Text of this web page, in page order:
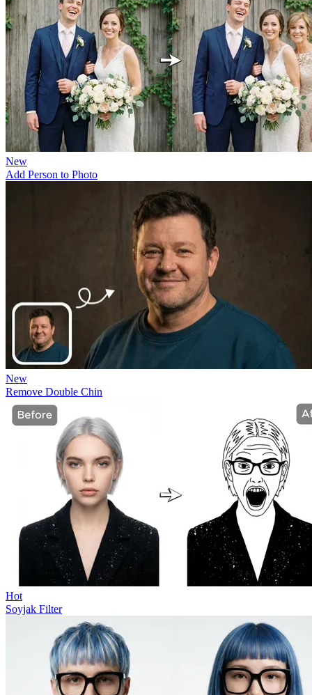
New
Add Person to Photo
New
Remove Double Chin
Hot
Soyjak Filter